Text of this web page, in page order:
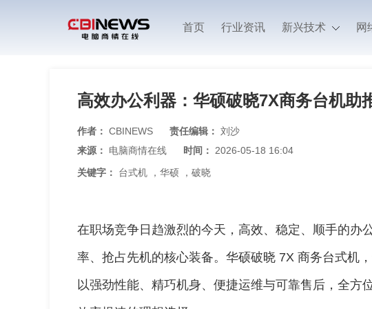
首页 行业资讯 新兴技术 网
高效办公利器：华硕破晓7X商务台机助
作者： CBINEWS 责任编辑： 刘沙
来源： 电脑商情在线 时间： 2026-05-18 16:04
关键字： 台式机 ， 华硕 ， 破晓
在职场竞争日趋激烈的今天，高效、稳定、顺手的办
率、抢占先机的核心装备。华硕破晓 7X 商务台式机
以强劲性能、精巧机身、便捷运维与可靠售后，全方